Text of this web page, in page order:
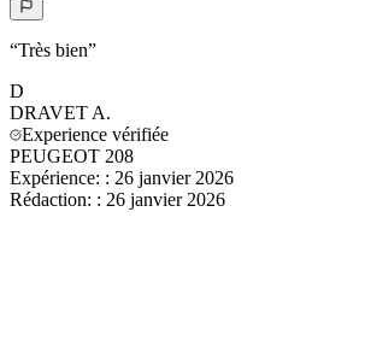
“Très bien”
D
DRAVET A.
Experience vérifiée
PEUGEOT 208
Expérience: : 26 janvier 2026
Rédaction: : 26 janvier 2026